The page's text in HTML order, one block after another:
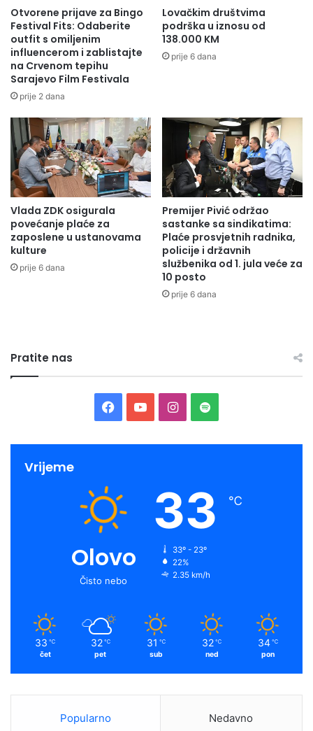
Otvorene prijave za Bingo
Festival Fits: Odaberite
outfit s omiljenim
influencerom i zablistajte
na Crvenom tepihu
Sarajevo Film Festivala
prije 2 dana
Lovačkim društvima
podrška u iznosu od
138.000 KM
prije 6 dana
Vlada ZDK osigurala
povećanje plaće za
zaposlene u ustanovama
kulture
prije 6 dana
Premijer Pivić održao
sastanke sa sindikatima:
Plaće prosvjetnih radnika,
policije i državnih
službenika od 1. jula veće za
10 posto
prije 6 dana
Pratite nas
Facebook
YouTubeInstagram
Spotify
Vrijeme
Olovo
Čisto nebo
33 ℃
33º - 23º
22%
2.35 km/h
33 ℃
čet
32 ℃
pet
31 ℃
sub
32 ℃
ned
34 ℃
pon
Popularno Nedavno